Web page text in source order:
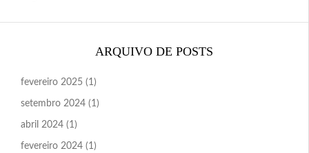
ARQUIVO DE POSTS
fevereiro 2025 (1)
setembro 2024 (1)
abril 2024 (1)
fevereiro 2024 (1)